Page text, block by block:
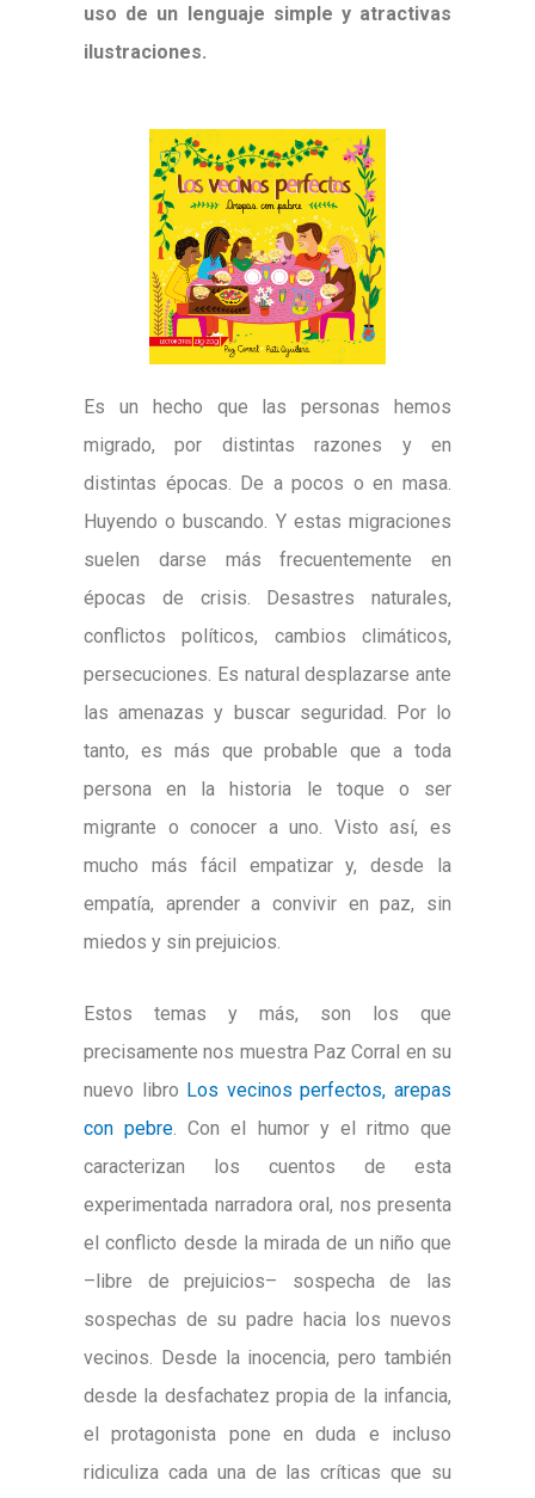
uso de un lenguaje simple y atractivas
ilustraciones.
Es un hecho que las personas hemos
migrado, por distintas razones y en
distintas épocas. De a pocos o en masa.
Huyendo o buscando. Y estas migraciones
suelen darse más frecuentemente en
épocas de crisis. Desastres naturales,
conflictos políticos, cambios climáticos,
persecuciones. Es natural desplazarse ante
las amenazas y buscar seguridad. Por lo
tanto, es más que probable que a toda
persona en la historia le toque o ser
migrante o conocer a uno. Visto así, es
mucho más fácil empatizar y, desde la
empatía, aprender a convivir en paz, sin
miedos y sin prejuicios.
Estos temas y más, son los que
precisamente nos muestra Paz Corral en su
nuevo libro Los vecinos perfectos, arepas
con pebre. Con el humor y el ritmo que
caracterizan los cuentos de esta
experimentada narradora oral, nos presenta
el conflicto desde la mirada de un niño que
–libre de prejuicios– sospecha de las
sospechas de su padre hacia los nuevos
vecinos. Desde la inocencia, pero también
desde la desfachatez propia de la infancia,
el protagonista pone en duda e incluso
ridiculiza cada una de las críticas que su